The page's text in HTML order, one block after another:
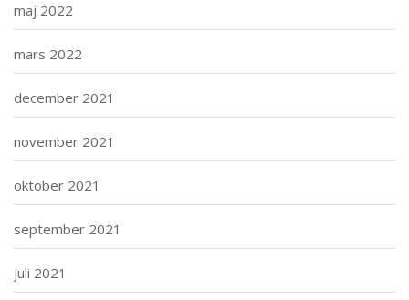
maj 2022
mars 2022
december 2021
november 2021
oktober 2021
september 2021
juli 2021